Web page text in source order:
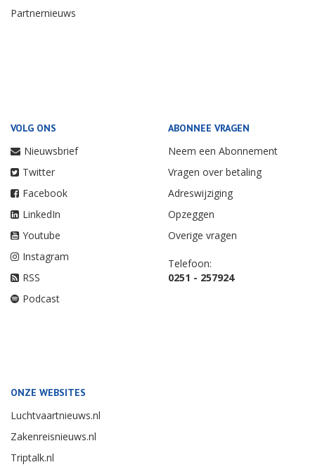
Partnernieuws
VOLG ONS
Nieuwsbrief
Twitter
Facebook
LinkedIn
Youtube
Instagram
RSS
Podcast
ABONNEE VRAGEN
Neem een Abonnement
Vragen over betaling
Adreswijziging
Opzeggen
Overige vragen
Telefoon:
0251 - 257924
ONZE WEBSITES
Luchtvaartnieuws.nl
Zakenreisnieuws.nl
Triptalk.nl